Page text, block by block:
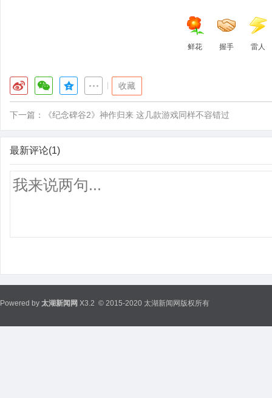
鲜花 握手 雷人
收藏
下一篇： 《纪念碑谷2》神作归来 这几款游戏同样不容错过
最新评论(1)
Powered by 太湖新闻网 X3.2 © 2015-2020 太湖新闻网版权所有